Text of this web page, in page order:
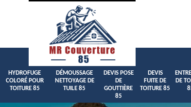
HYDROFUGE
COLORÉ POUR
TOITURE 85
DÉMOUSSAGE
NETTOYAGE DE
TUILE 85
DEVIS POSE
DE
GOUTTIÈRE
85
DEVIS
FUITE DE
TOITURE 85
DE